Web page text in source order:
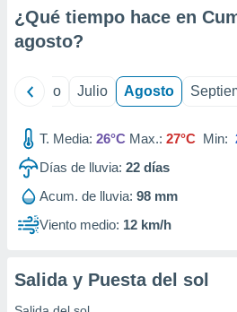
mediante
publicidad
de
1199
¿Qué tiempo hace en
agosto?
Junio Julio Agosto
T. Media: 26°C Max.: 27°C Min:
Días de lluvia: 22 días
Acum. de lluvia: 98 mm
Viento medio: 12 km/h
Salida y Puesta del sol